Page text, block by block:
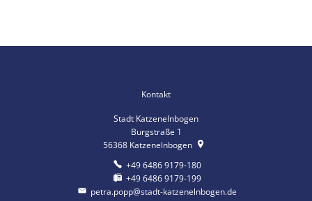
Kontakt
Stadt Katzenelnbogen
Burgstraße 1
56368 Katzenelnbogen
+49 6486 9179-180
+49 6486 9179-199
petra.popp@stadt-katzenelnbogen.de